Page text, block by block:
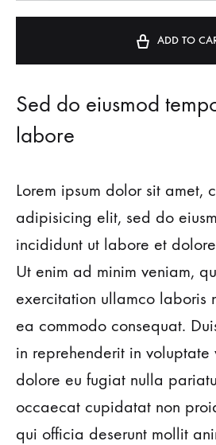
ADD TO
a
i
e
Sed do eiusmod
labore
Lorem ipsum dolor sit amet,
adipisicing elit, sed do
incididunt ut labore et
Ut enim ad minim veniam,
exercitation ullamco laboris
ea commodo consequat.
in reprehenderit in voluptate
dolore eu fugiat nulla
occaecat cupidatat non
qui officia deserunt mollit